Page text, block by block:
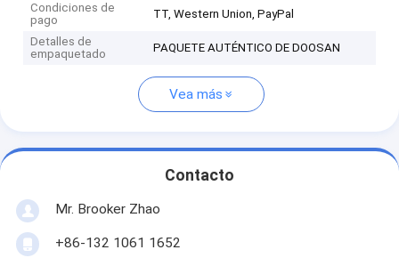
Condiciones de
pago
TT, Western Union, PayPal
Detalles de
empaquetado
PAQUETE AUTÉNTICO DE DOOSAN
Vea más
Contacto
Mr. Brooker Zhao
+86-132 1061 1652